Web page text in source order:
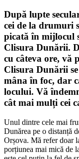
După lupte
cei de la drumuri
picată în mijlocul
Clisura Dunării.
cu câteva ore, vă
Clisura Dunării se
mâna în foc, dar
locului. Vă
cât mai mulți cei
Unul dintre cele mai
Dunărea pe o distanță
Orșova. Mă refer doar
porțiunea mai mică de